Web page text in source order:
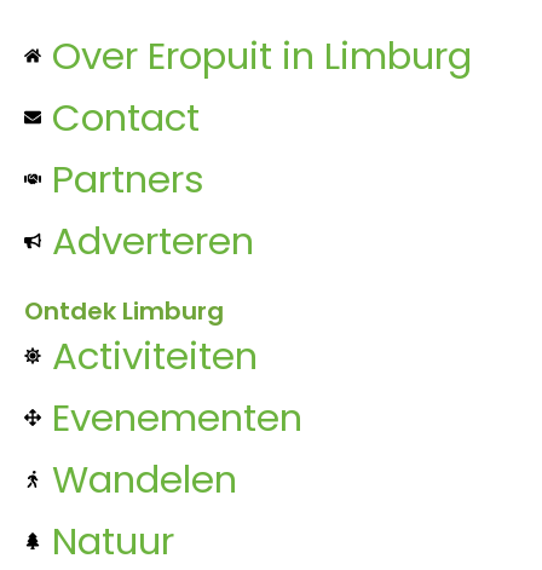
Over Eropuit in Limburg
Contact
Partners
Adverteren
Ontdek Limburg
Activiteiten
Evenementen
Wandelen
Natuur